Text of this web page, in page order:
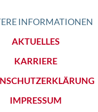
INFORMATIONEN
AKTUELLES
KARRIERE
IMPRESSUM